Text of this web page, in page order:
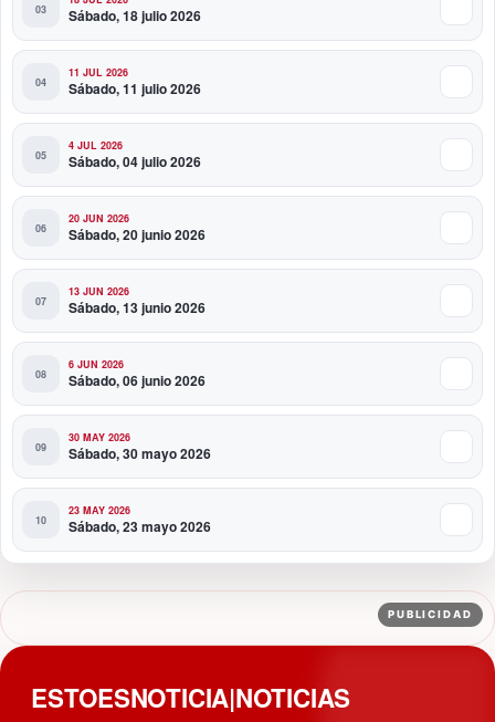
Sábado, 18 julio 2026
11 JUL 2026
Sábado, 11 julio 2026
4 JUL 2026
Sábado, 04 julio 2026
20 JUN 2026
Sábado, 20 junio 2026
13 JUN 2026
Sábado, 13 junio 2026
6 JUN 2026
Sábado, 06 junio 2026
30 MAY 2026
Sábado, 30 mayo 2026
23 MAY 2026
Sábado, 23 mayo 2026
PUBLICIDAD
ESTOESNOTICIA|NOTICIAS